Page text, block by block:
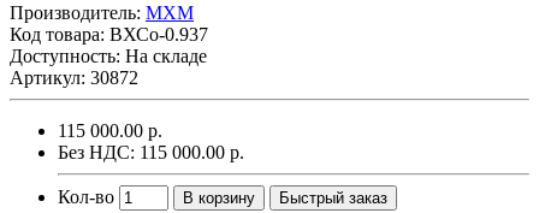
Производитель: MXM
Код товара: ВХСо-0.937
Доступность: На складе
Артикул: 30872
115 000.00 р.
Без НДС: 115 000.00 р.
Кол-во В корзину Быстрый заказ